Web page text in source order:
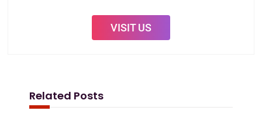
VISIT US
Related Posts